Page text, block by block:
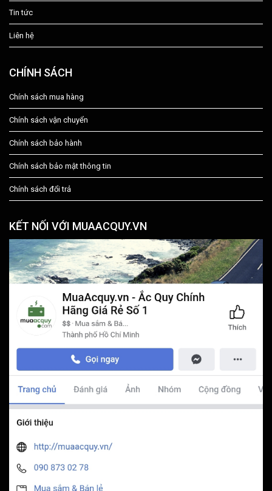
Tin tức
Liên hệ
CHÍNH SÁCH
Chính sách mua hàng
Chính sách vận chuyển
Chính sách bảo hành
Chính sách bảo mật thông tin
Chính sách đổi trả
KẾT NỐI VỚI MUAACQUY.VN